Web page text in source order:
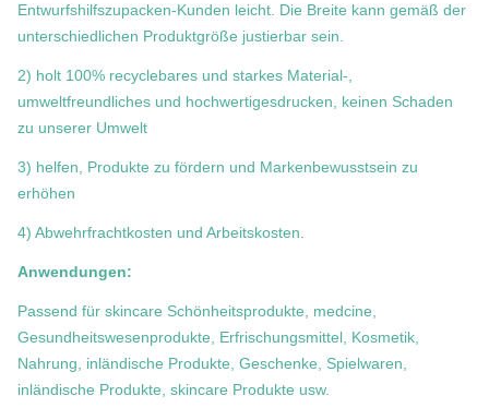
Entwurfshilfszupacken-Kunden leicht. Die Breite kann gemäß der
unterschiedlichen Produktgröße justierbar sein.
2) holt 100% recyclebares und starkes Material-,
umweltfreundliches und hochwertigesdrucken, keinen Schaden
zu unserer Umwelt
3) helfen, Produkte zu fördern und Markenbewusstsein zu
erhöhen
4) Abwehrfrachtkosten und Arbeitskosten.
Anwendungen:
Passend für skincare Schönheitsprodukte, medcine,
Gesundheitswesenprodukte, Erfrischungsmittel, Kosmetik
Nahrung, inländische Produkte, Geschenke, Spielwaren,
inländische Produkte, skincare Produkte usw.